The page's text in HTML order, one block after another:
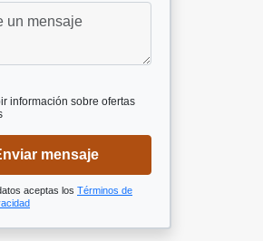
información sobre ofertas
mensaje
aceptas los Términos de